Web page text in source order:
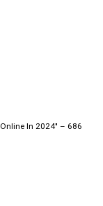
In 2024" – 686